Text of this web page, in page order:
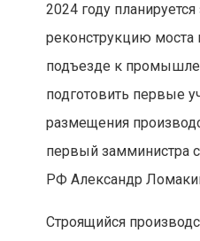
2024 году
реконструкцию моста
подъезде к
подготовить первые
размещения
первый замминистра
РФ Александр
Строящийся